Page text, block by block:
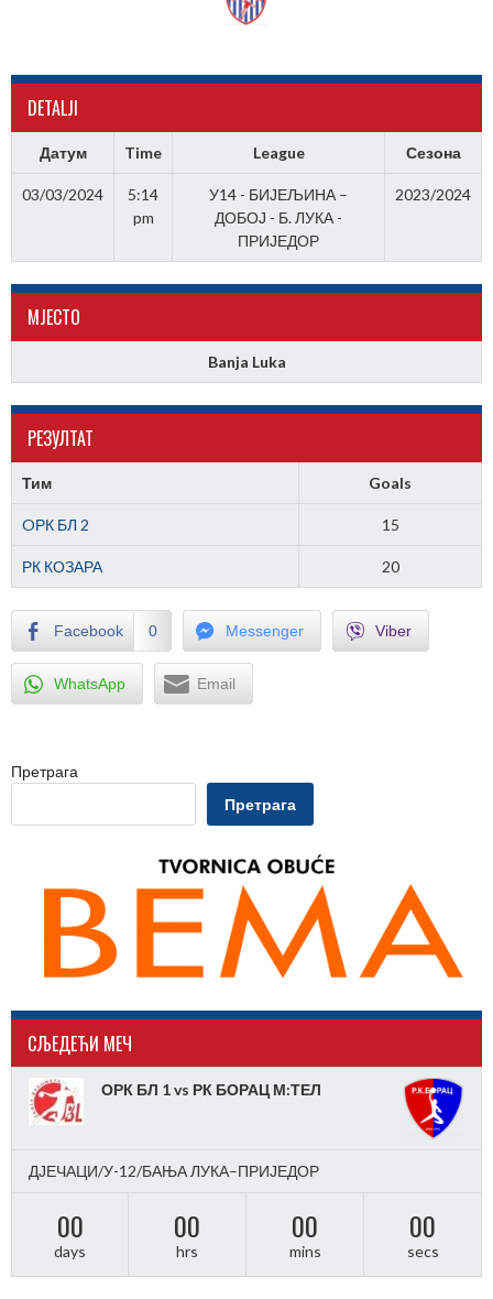
DETALJI
Датум Time League Сезона
03/03/2024
5:14
pm
У14 - БИЈЕЉИНА –
ДОБОЈ - Б. ЛУКА -
ПРИЈЕДОР
2023/2024
МJЕСТО
Banja Luka
РЕЗУЛТАТ
Тим Goals
OРК БЛ 2 15
РК КОЗАРА 20
Facebook 0 Messenger Viber
WhatsApp Email
Претрага
Претрага
CЉЕДЕЋИ МЕЧ
ОРК БЛ 1 vs РК БОРАЦ М:ТЕЛ
ДЈЕЧАЦИ/У-12/БАЊА ЛУКА–ПРИЈЕДОР
00
days
00
hrs
00
mins
00
secs